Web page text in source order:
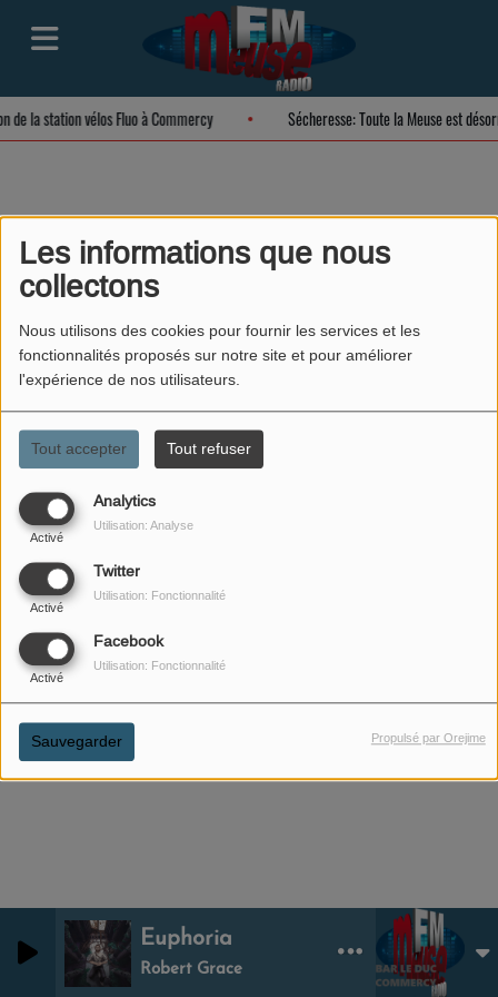
Les informations que nous
collectons
Nous utilisons des cookies pour fournir les services et les
fonctionnalités proposés sur notre site et pour améliorer
l'expérience de nos utilisateurs.
Tout accepter Tout refuser
Analytics
Activé
Utilisation: Analyse
Twitter
Activé
Utilisation: Fonctionnalité
Facebook
Activé
Utilisation: Fonctionnalité
Sauvegarder Propulsé par Orejime
Euphoria
Robert Grace
de la station vélos Fluo à Commercy Sécheresse: Toute la Meuse est
Alexis